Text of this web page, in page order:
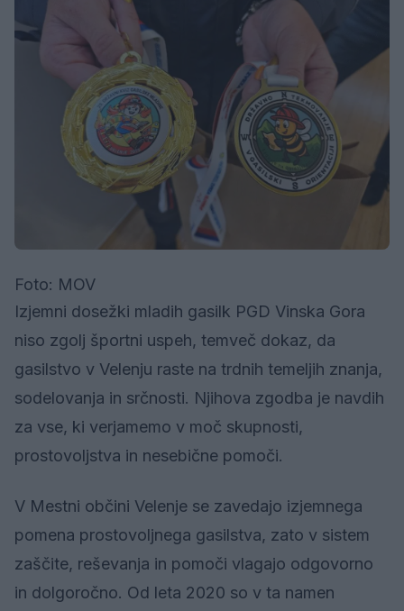
Foto: MOV
Izjemni dosežki mladih gasilk PGD Vinska Gora
niso zgolj športni uspeh, temveč dokaz, da
gasilstvo v Velenju raste na trdnih temeljih znanja,
sodelovanja in srčnosti. Njihova zgodba je navdih
za vse, ki verjamemo v moč skupnosti,
prostovoljstva in nesebične pomoči.
V Mestni občini Velenje se zavedajo izjemnega
pomena prostovoljnega gasilstva, zato v sistem
zaščite, reševanja in pomoči vlagajo odgovorno
in dolgoročno. Od leta 2020 so v ta namen